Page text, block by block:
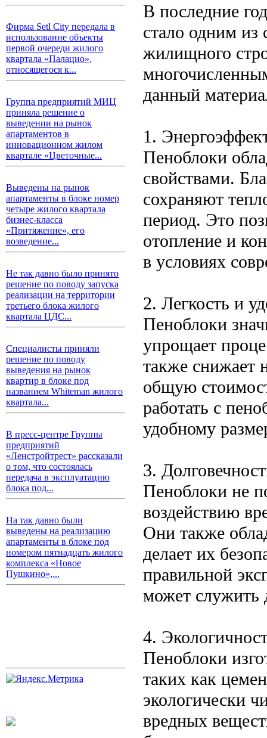
Фирма Setl City передала в
использование объекты
первой очереди жилого
квартала «Палацио»,
относящегося к...
Группа предприятий МИЦ
приняла решение о
выведении на рынок
апартаментов в
инновационном жилом
квартале «Цветочные...
Выведены на рынок
апартаменты в блоке номер
четыре жилого квартала
бизнес-класса
«Притяжение», его
возведение...
Не так давно было принято
решение по поводу запуска
реализации на территории
третьего блока жилого
квартала ЦДС...
Специалисты приняли
решение по поводу
выведения на рынок
квартир в блоке под
названием Whiteman жилого
квартала...
В пресс-центре Группы
предприятий
«Ленстройтрест» рассказали
о том, что состоялась
передача в эксплуатацию
блока под...
На так давно были
выведены на реализацию
апартаменты в блоке под
номером пятнадцать жилого
комплекса «Новое
Пушкино»,...
В последние
стало одним
жилищного
данный
1.
Пеноблоки
свойствами.
сохраняют
период. Это
отопление и
в условиях
2. Легкость и
Пеноблоки
упрощает
также снижает
общую
работать с
удобному
3.
Пеноблоки не
воздействию
Они также
делает их
правильной
может служить
4.
Пеноблоки
таких как
экологически
вредных